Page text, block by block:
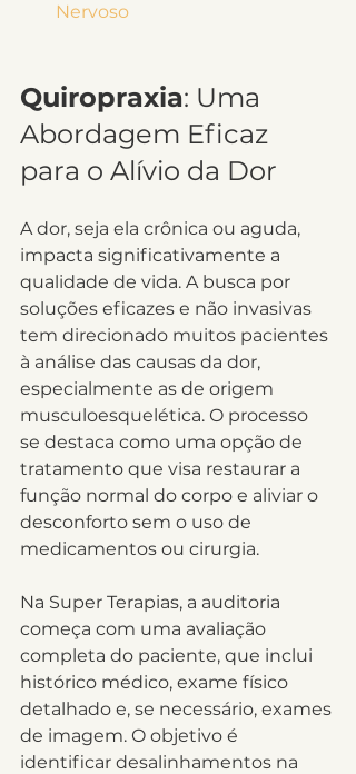
Nervoso
Quiropraxia: Uma
Abordagem Eficaz
para o Alívio da Dor
A dor, seja ela crônica ou aguda,
impacta significativamente a
qualidade de vida. A busca por
soluções eficazes e não invasivas
tem direcionado muitos pacientes
à análise das causas da dor,
especialmente as de origem
musculoesquelética. O processo
se destaca como uma opção de
tratamento que visa restaurar a
função normal do corpo e aliviar o
desconforto sem o uso de
medicamentos ou cirurgia.
Na Super Terapias, a auditoria
começa com uma avaliação
completa do paciente, que inclui
histórico médico, exame físico
detalhado e, se necessário, exames
de imagem. O objetivo é
identificar desalinhamentos na